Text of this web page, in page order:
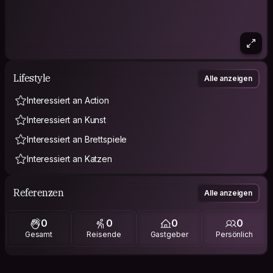
Lifestyle Alle anzeigen
Interessiert an Action
Interessiert an Kunst
Interessiert an Brettspiele
Interessiert an Katzen
Referenzen Alle anzeigen
0
Gesamt
0
Reisende
0
Gastgeber
0
Persönlich